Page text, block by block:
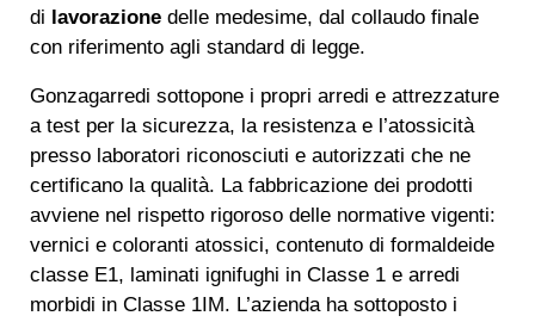
di lavorazione delle medesime, dal collaudo finale
con riferimento agli standard di legge.
Gonzagarredi sottopone i propri arredi e attrezzature
a test per la sicurezza, la resistenza e l’atossicità
presso laboratori riconosciuti e autorizzati che ne
certificano la qualità. La fabbricazione dei prodotti
avviene nel rispetto rigoroso delle normative vigenti:
vernici e coloranti atossici, contenuto di formaldeide
classe E1, laminati ignifughi in Classe 1 e arredi
morbidi in Classe 1IM. L’azienda ha sottoposto i